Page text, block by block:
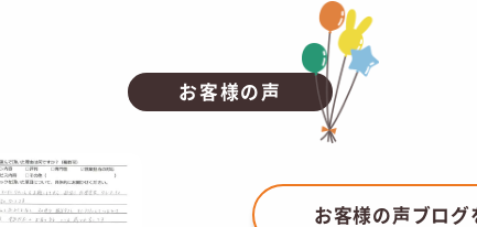
お客様の声
お客様の声ブログ